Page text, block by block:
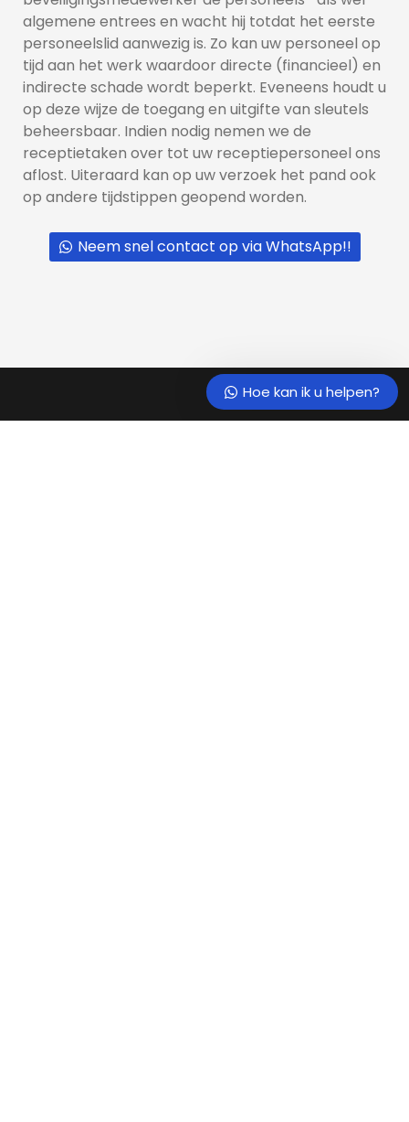
algemene entrees en wacht hij totdat het eerste
personeelslid aanwezig is. Zo kan uw personeel op
tijd aan het werk waardoor directe (financieel) en
indirecte schade wordt beperkt. Eveneens houdt u
op deze wijze de toegang en uitgifte van sleutels
beheersbaar. Indien nodig nemen we de
receptietaken over tot uw receptiepersoneel ons
aflost. Uiteraard kan op uw verzoek het pand ook
op andere tijdstippen geopend worden.
Neem snel contact op via WhatsApp!!
Ons support team staat iedere
werkdag voor u klaar om al uw
Hoe kan ik u helpen?